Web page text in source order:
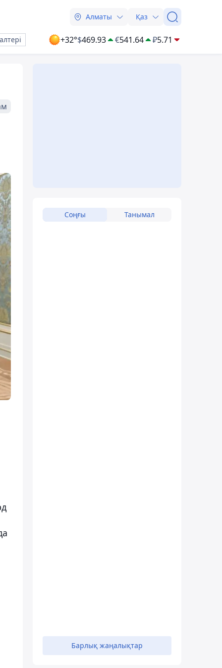
Алматы Қаз
+32°$469.93 €541.64 ₽5.71
Соңғы Танымал
Барлық жаңалықтар